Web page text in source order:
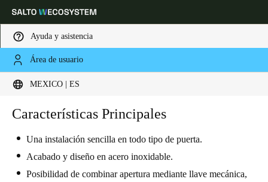
Ayuda y asistencia
Área de usuario
MEXICO | ES
Elija su ubicación y configuración de idioma
Global Europe North America
Mexico Español
Características Principales
Una instalación sencilla en todo tipo de puerta.
Acabado y diseño en acero inoxidable.
Posibilidad de combinar apertura mediante llave mecánica,